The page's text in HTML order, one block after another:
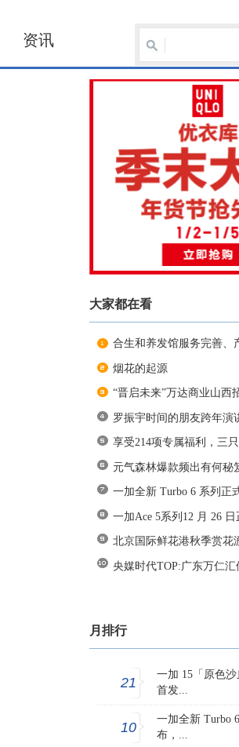
资讯
大家都在看
合生和养发馆服务完善、
烟花的起源
“晋启未来”万达商业山西
罗振宇时间的朋友跨年演
享受214项专属福利，三
元气森林爆款频出有何秘
一加全新 Turbo 6 系列正
一加Ace 5系列12 月 26
北京国际鲜花港秋季赏花
央媒时代TOP:广东万仁
月排行
21
一加 15「原色沙
首发...
10
一加全新 Turbo
布，...